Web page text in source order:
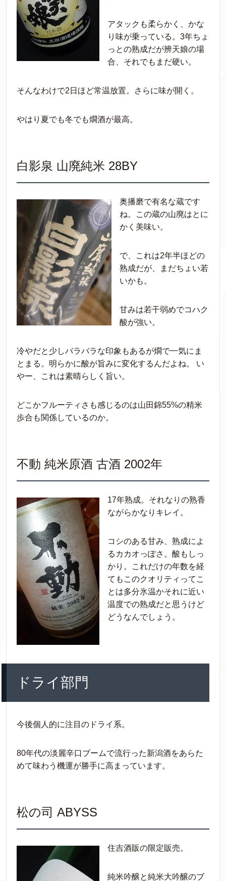
アタックも柔らかく、かな
り味が乗っている。3年ちょ
っとの熟成だが辨天娘の場
合、それでもまだ硬い。
そんなわけで2日ほど常温放置。さらに味が開く。
やはり夏でも冬でも燗酒が最高。
白影泉 山廃純米 28BY
奥播磨で有名な蔵です
ね。この蔵の山廃はとに
かく美味い。
で、これは2年半ほどの
熟成だが、まだちょい若
いかも。
甘みは若干弱めでコハク
酸が強い。
冷やだと少しバラバラな印象もあるが燗で一気にま
とまる。明らかに酸が旨みに変化するんだよね。 い
やー、これは素晴らしく旨い。
どこかフルーティさも感じるのは山田錦55%の精米
歩合も関係しているのか。
不動 純米原酒 古酒 2002年
17年熟成。それなりの熟香
ながらかなりキレイ。
コシのある甘み、熟成によ
るカカオっぽさ。酸もしっ
かり。これだけの年数を経
てもこのクオリティってこ
とは多分氷温かそれに近い
温度での熟成だと思うけど
どうなんでしょう。
ドライ部門
今後個人的に注目のドライ系。
80年代の淡麗辛口ブームで流行った新潟酒をあらた
めて味わう機運が勝手に高まっています。
松の司 ABYSS
住吉酒販の限定販売。
純米吟醸と純米大吟醸のブ